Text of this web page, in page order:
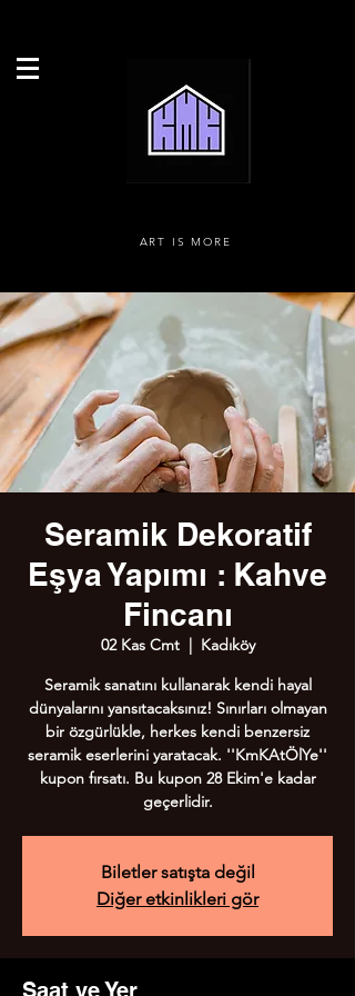
ART IS MORE
Seramik Dekoratif
Eşya Yapımı : Kahve
Fincanı
02 Kas Cmt
  |
Kadıköy
Seramik sanatını kullanarak kendi hayal
dünyalarını yansıtacaksınız! Sınırları olmayan
bir özgürlükle, herkes kendi benzersiz
seramik eserlerini yaratacak. ''KmKAtÖlYe''
kupon fırsatı. Bu kupon 28 Ekim'e kadar
geçerlidir.
Biletler satışta değil
Diğer etkinlikleri gör
Saat ve Yer